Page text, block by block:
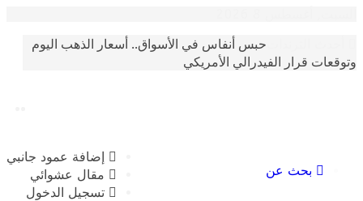
حبس أنفاس في الأسواق.. أسعار الذهب اليوم
قرار الفيدرالي الأمريكي
إضافة عمود جانبي
مقال عشوائي
تسجيل الدخول
بحث عن